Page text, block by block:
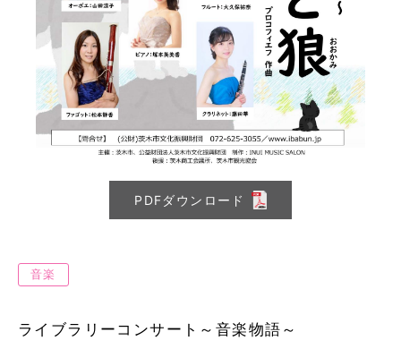
PDFダウンロード
音楽
ライブラリーコンサート～音楽物語～